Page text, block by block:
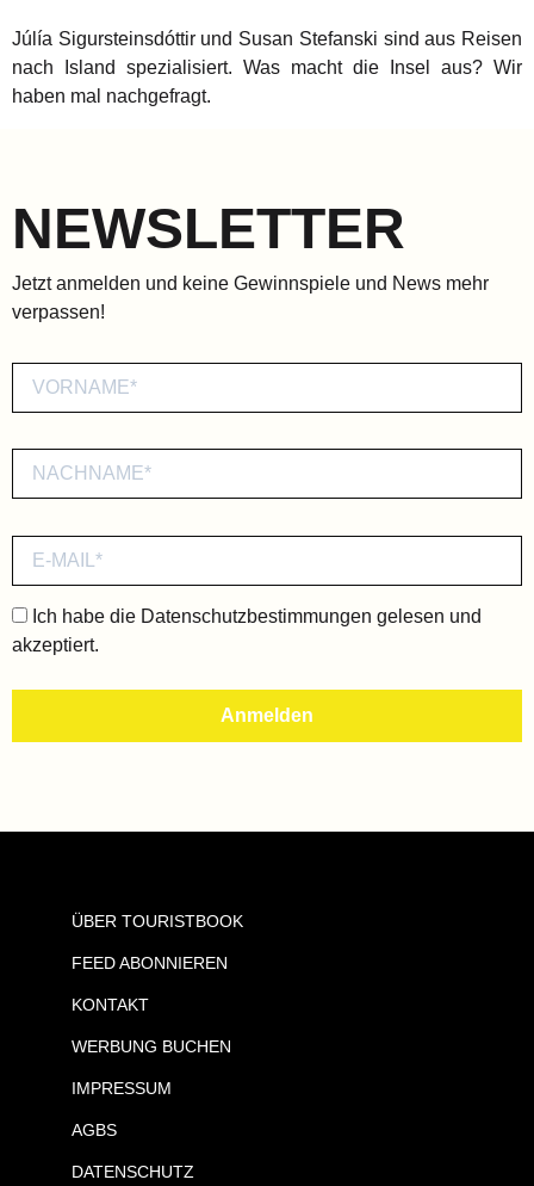
Júlía Sigursteinsdóttir und Susan Stefanski sind aus Reisen
nach Island spezialisiert. Was macht die Insel aus? Wir
haben mal nachgefragt.
NEWSLETTER
Jetzt anmelden und keine Gewinnspiele und News mehr
verpassen!
Ich habe die Datenschutzbestimmungen gelesen und
akzeptiert.
ÜBER TOURISTBOOK
FEED ABONNIEREN
KONTAKT
WERBUNG BUCHEN
IMPRESSUM
AGBS
DATENSCHUTZ